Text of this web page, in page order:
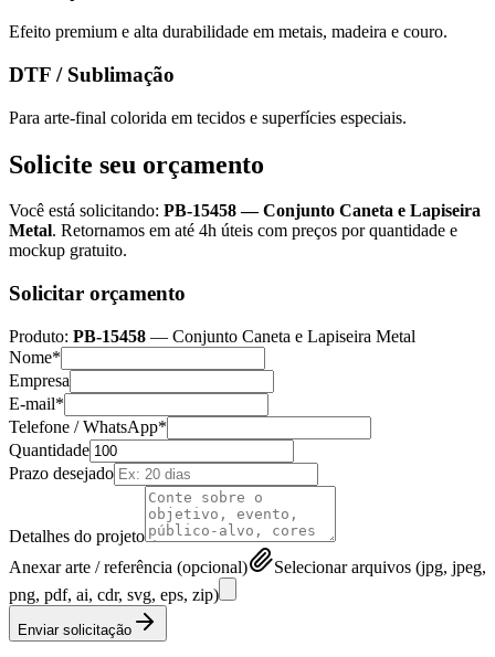
Efeito premium e alta durabilidade em metais, madeira e couro.
DTF / Sublimação
Para arte-final colorida em tecidos e superfícies especiais.
Solicite seu orçamento
Você está solicitando: PB-15458—Conjunto Caneta e Lapiseira
Metal. Retornamos em até 4h úteis com preços por quantidade e
mockup gratuito.
Solicitar orçamento
Produto: PB-15458 — Conjunto Caneta e Lapiseira Metal
Nome*
Empresa
E-mail*
Telefone / WhatsApp*
Quantidade
Prazo desejado
Detalhes do projeto
Anexar arte / referência (opcional)
Selecionar arquivos (jpg, jpeg,
png, pdf, ai, cdr, svg, eps, zip)
Enviar solicitação